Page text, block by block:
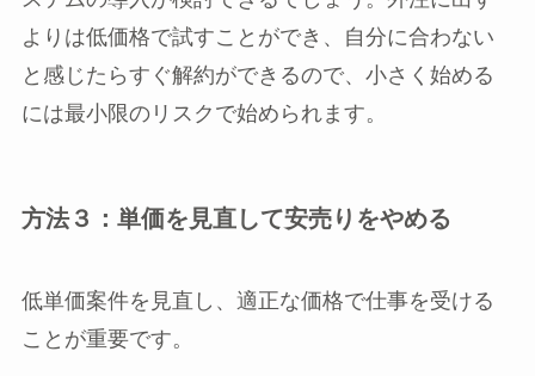
よりは低価格で試すことができ、自分に合わない
と感じたらすぐ解約ができるので、小さく始める
には最小限のリスクで始められます。
方法３：単価を見直して安売りをやめる
低単価案件を見直し、適正な価格で仕事を受ける
ことが重要です。